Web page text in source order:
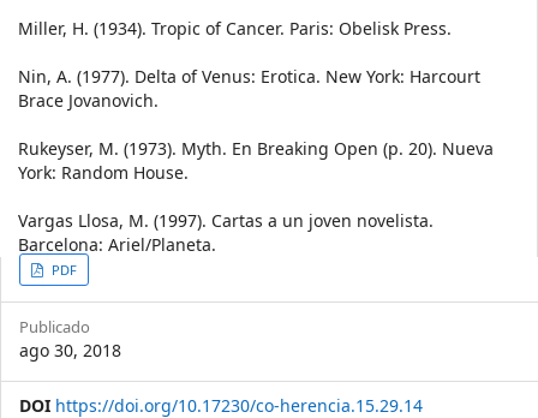
Miller, H. (1934). Tropic of Cancer. Paris: Obelisk Press.
Nin, A. (1977). Delta of Venus: Erotica. New York: Harcourt
Brace Jovanovich.
Rukeyser, M. (1973). Myth. En Breaking Open (p. 20). Nueva
York: Random House.
Vargas Llosa, M. (1997). Cartas a un joven novelista.
Barcelona: Ariel/Planeta.
Article
Sidebar
PDF
Publicado
ago 30, 2018
DOI https://doi.org/10.17230/co-herencia.15.29.14